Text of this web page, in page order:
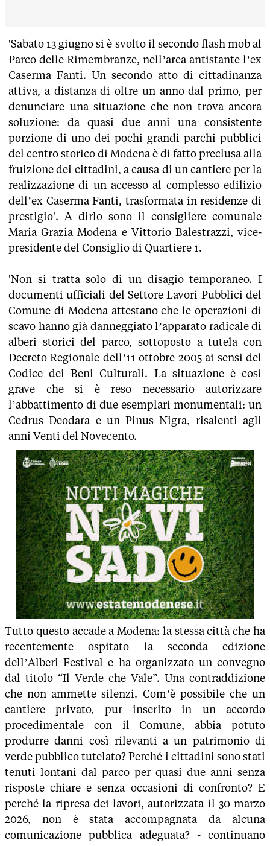
'Sabato 13 giugno si è svolto il secondo flash mob al
Parco delle Rimembranze, nell’area antistante l’ex
Caserma Fanti. Un secondo atto di cittadinanza
attiva, a distanza di oltre un anno dal primo, per
denunciare una situazione che non trova ancora
soluzione: da quasi due anni una consistente
porzione di uno dei pochi grandi parchi pubblici
del centro storico di Modena è di fatto preclusa alla
fruizione dei cittadini, a causa di un cantiere per la
realizzazione di un accesso al complesso edilizio
dell’ex Caserma Fanti, trasformata in residenze di
prestigio'. A dirlo sono il consigliere comunale
Maria Grazia Modena e Vittorio Balestrazzi, vice-
presidente del Consiglio di Quartiere 1.
'Non si tratta solo di un disagio temporaneo. I
documenti ufficiali del Settore Lavori Pubblici del
Comune di Modena attestano che le operazioni di
scavo hanno già danneggiato l’apparato radicale di
alberi storici del parco, sottoposto a tutela con
Decreto Regionale dell’11 ottobre 2005 ai sensi del
Codice dei Beni Culturali. La situazione è così
grave che si è reso necessario autorizzare
l’abbattimento di due esemplari monumentali: un
Cedrus Deodara e un Pinus Nigra, risalenti agli
anni Venti del Novecento.
Tutto questo accade a Modena: la stessa città che ha
recentemente ospitato la seconda edizione
dell’Alberi Festival e ha organizzato un convegno
dal titolo “Il Verde che Vale”. Una contraddizione
che non ammette silenzi. Com’è possibile che un
cantiere privato, pur inserito in un accordo
procedimentale con il Comune, abbia potuto
produrre danni così rilevanti a un patrimonio di
verde pubblico tutelato? Perché i cittadini sono stati
tenuti lontani dal parco per quasi due anni senza
risposte chiare e senza occasioni di confronto? E
perché la ripresa dei lavori, autorizzata il 30 marzo
2026, non è stata accompagnata da alcuna
comunicazione pubblica adeguata? - continuano